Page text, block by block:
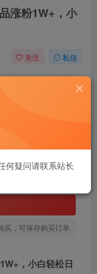
涨粉1W+，小
关注 私信
0 114 78
买，可保存购买订单
，小白轻松日
何疑问请联系站长